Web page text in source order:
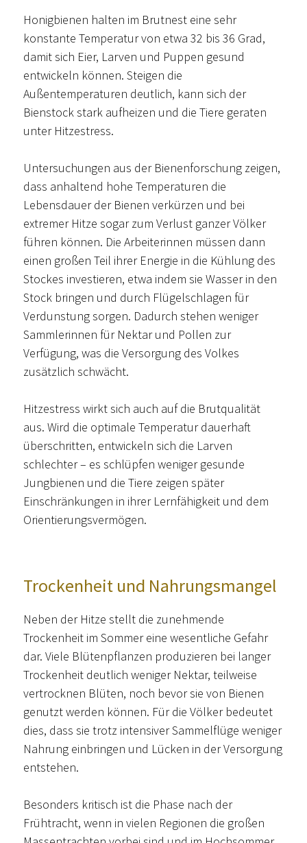
Honigbienen halten im Brutnest eine sehr
konstante Temperatur von etwa 32 bis 36 Grad,
damit sich Eier, Larven und Puppen gesund
entwickeln können. Steigen die
Außentemperaturen deutlich, kann sich der
Bienstock stark aufheizen und die Tiere geraten
unter Hitzestress.
Untersuchungen aus der Bienenforschung zeigen,
dass anhaltend hohe Temperaturen die
Lebensdauer der Bienen verkürzen und bei
extremer Hitze sogar zum Verlust ganzer Völker
führen können. Die Arbeiterinnen müssen dann
einen großen Teil ihrer Energie in die Kühlung des
Stockes investieren, etwa indem sie Wasser in den
Stock bringen und durch Flügelschlagen für
Verdunstung sorgen. Dadurch stehen weniger
Sammlerinnen für Nektar und Pollen zur
Verfügung, was die Versorgung des Volkes
zusätzlich schwächt.
Hitzestress wirkt sich auch auf die Brutqualität
aus. Wird die optimale Temperatur dauerhaft
überschritten, entwickeln sich die Larven
schlechter – es schlüpfen weniger gesunde
Jungbienen und die Tiere zeigen später
Einschränkungen in ihrer Lernfähigkeit und dem
Orientierungsvermögen.
Trockenheit und Nahrungsmangel
Neben der Hitze stellt die zunehmende
Trockenheit im Sommer eine wesentliche Gefahr
dar. Viele Blütenpflanzen produzieren bei langer
Trockenheit deutlich weniger Nektar, teilweise
vertrocknen Blüten, noch bevor sie von Bienen
genutzt werden können. Für die Völker bedeutet
dies, dass sie trotz intensiver Sammelflüge weniger
Nahrung einbringen und Lücken in der Versorgung
entstehen.
Besonders kritisch ist die Phase nach der
Frühtracht, wenn in vielen Regionen die großen